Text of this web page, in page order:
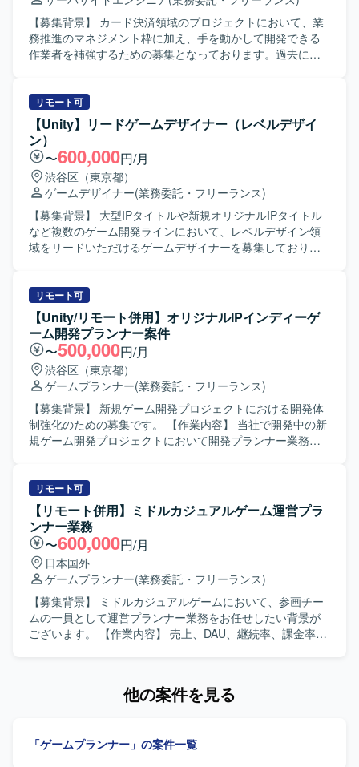
育てていく意識をお持ちの方が望ましいです。 【ポジショ
ンの魅力】 超大型IPの新規プロジェクトにおいて、マルチ
プラットフォーム展開・3Dゲームタイトルのバックエンド
開発に携わることができます。高トラフィックなゲームサ
す。 【開発環境】 インフラとして AWS / GCP などのパブ
リッククラウドを利用し、開発言語は Go を採用していま
す。Claude Code、Codex、GitHub Copilot、Cursor などの
AI系ツールも活用しながら開発を進めていきます。
【募集背景】 カード決済領域のプロジェクトにおいて、業
務推進のマネジメント枠に加え、手を動かして開発できる
作業者を補強するための募集となっております。過去に一
レジットカードまわりの知見を活かしたアプリケーション
開発を担当していただきます。要件整理から実装フェーズ
まで一連の開発工程を自走しながら推進していただき、カ
ード決済および周辺システム領域の機能拡張や改修などを
行っていただきます。 【求める人物像】 金融・クレジット
カード領域のドメイン知見をお持ちで、自ら主体的に開発
を進められる方を求めております。マネジメントよりも実
装で価値発揮したい志向をお持ちの方や、周囲とコミュニ
ケーションを取りながら着実に開発を進められる方が望ま
しいです。 【ポジションの魅力】 金融・クレジットカード
る温度感の高い案件であり、業務知見と開発スキルの両軸
でキャリアを積むことができます。 【開発環境】 詳細な技
術スタックは別途確認となりますが、金融・クレジットカ
ード領域のアプリケーション開発環境での作業を想定して
おります。
リモート可
【Unity】リードゲームデザイナー（レベルデザイ
ン）
〜600,000円/月
渋谷区（東京都）
ゲームデザイナー(業務委託・フリーランス)
【募集背景】 大型IPタイトルや新規オリジナルIPタイトル
など複数のゲーム開発ラインにおいて、レベルデザイン領
域をリードいただけるゲームデザイナーを募集しておりま
ルデザインやパラメーターデザイン、多職種にまたがる開
発業務の制作進行管理をご担当いただきます。ご希望に応
じて、将来的に他セクションや新規タイトルを含めた他プ
ロジェクトへの異動や、マネジメントへのミッション変更
なども可能です。 【求める人物像】 ヒットさせるために何
が必要かを徹底的に追求し、IP自体の価値最大化やファン
層拡大を意識してものづくりに取り組める方を求めていま
す。チームの枠を越えて主体的に意見を出し合い、自律的
に価値創出を行うカルチャーに共感し、新たな挑戦を歓迎
しながら事業成長と個人の成長を相互に加速させていきた
ます。 【ポジションの魅力】 グローバル展開前提の大規模
IPゲーム開発を中核に、コンシューマーゲーム開発や新規
オリジナルIP創出、インディーゲーム開発まで、企画初期
段階から運用・海外展開まで一気通貫で関われる多様なプ
ロジェクトに携わることができます。長期的にトップクラ
スのヒットタイトルを創出するための大規模な開発体制や
高度な運用ノウハウがあり、グループ横断での人材配置や
技術力の集約により、開発スピードと品質の両立を目指す
環境です。大きな裁量を持ちながら、長期的に活躍できる
環境づくりにも注力した組織で開発に取り組むことができ
ております。勉強会参加にかかる費用やR&Dなどの技術投
環境に加え、プロジェクトごとのマイルストンに応じた有
リモート可
【Unity/リモート併用】オリジナルIPインディーゲ
ーム開発プランナー案件
〜500,000円/月
渋谷区（東京都）
ゲームプランナー(業務委託・フリーランス)
【募集背景】 新規ゲーム開発プロジェクトにおける開発体
制強化のための募集です。 【作業内容】 当社で開発中の新
規ゲーム開発プロジェクトにおいて開発プランナー業務を
小規模なチームでの開発となり、将来的に他セクションや
新規タイトルを含めた他プロジェクトへの異動や、マネジ
メントへのミッション変更なども可能です。 【求める人物
像】 インディーゲームやアドベンチャーゲームへの強い興
味や知見をお持ちで、主体的に課題を発見し解決しながら
業務を推進いただける方を求めています。チームでのもの
づくりを楽しみ、少数精鋭な環境で職能にこだわらず幅広
い業務に携わることにやりがいを感じていただける方を歓
迎いたします。 【ポジションの魅力】 オリジナルIPや有力
IPによる大規模ゲーム開発からインディーゲーム開発ま
と高度な運用ノウハウを生かした長期的なヒットタイトル
す。 【開発環境】 ゲーム開発に最適な機材を含む環境が整
リモート可
【リモート併用】ミドルカジュアルゲーム運営プラ
ンナー業務
〜600,000円/月
日本国外
ゲームプランナー(業務委託・フリーランス)
【募集背景】 ミドルカジュアルゲームにおいて、参画チー
ムの一員として運営プランナー業務をお任せしたい背景が
ございます。 【作業内容】 売上、DAU、継続率、課金率な
の売上予測および着地見込み資料を作成します。クライア
務を主体的に推進していただきます。 【求める人物像】 ク
他の案件を見る
「ゲームプランナー」の案件一覧